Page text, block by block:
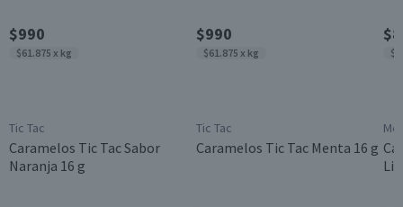
$990
$61.875 x kg
Tic Tac
Caramelos Tic Tac Sabor
Naranja 16 g
$990
$61.875 x kg
Tic Tac
Caramelos Tic Tac Menta 16 g